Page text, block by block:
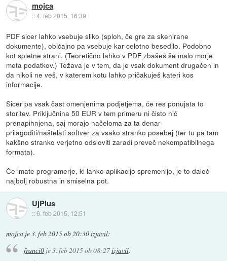
mojca
::4. feb 2015, 16:39
PDF sicer lahko vsebuje sliko (sploh, če gre za skenirane
dokumente), običajno pa vsebuje kar celotno besedilo. Podobno
kot spletne strani. (Teoretično lahko v PDF zbašeš še malo morje
meta podatkov.) Težava je v tem, da je vsak dokument drugačen in
da nikoli ne veš, v katerem kotu lahko pričakuješ kateri kos
informacije.
Sicer pa vsak čast omenjenima podjetjema, če res ponujata to
storitev. Priključnina 50 EUR v tem primeru ni čisto nič
prenapihnjena, saj morajo načeloma za ta denar
prilagoditi/naštelati softver za vsako stranko posebej (ter tu pa tam
kakšno stranko verjetno odsloviti zaradi preveč nekompatibilnega
formata).
Če imate programerje, ki lahko aplikacijo spremenijo, je to daleč
najbolj robustna in smiselna pot.
UjPlus
::6. feb 2015, 12:51
mojca je3. feb 2015 ob 20:30izjavil:
franci0je3. feb 2015 ob 08:27izjavil: